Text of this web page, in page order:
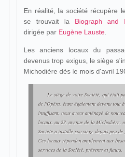
En réalité, la société récupère
se trouvait la Biograph and
dirigée par Eugène Lauste
Les anciens locaux du
devenus trop exigus, le siège
Michodière dès le mois d'avril
Le siège de votre Société, qui était
de l'Opéra, étant également devenu tout
insuffisant, nous avons aménagé de
locaux, au 23, avenue de la Michodière,
Société a installé son siège depuis peu de
Ces locaux réponden amplement aux
services de la Société, présents et futurs.